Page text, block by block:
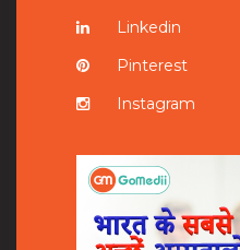
Linkedin
Pinterest
Instagram